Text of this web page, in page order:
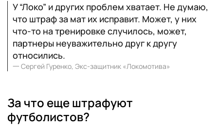
У “Локо” и других проблем хватает. Не думаю,
что штраф за мат их исправит. Может, у них
что‑то на тренировке случилось, может,
партнеры неуважительно друг к другу
относились.
一 Сергей Гуренко, Экс-защитник «Локомотива»
За что еще штрафуют
футболистов?